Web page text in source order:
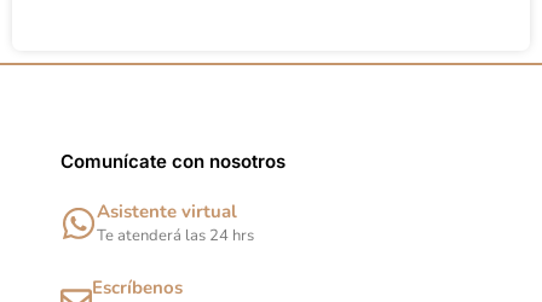
m
Comunícate con nosotros
Asistente virtual
Te atenderá las 24 hrs
Escríbenos